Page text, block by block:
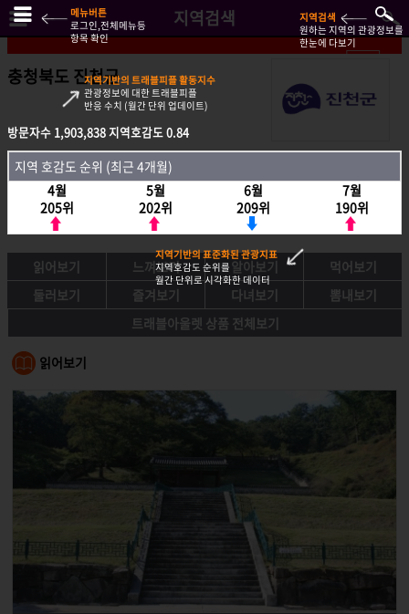
지역검색
충청북도 진천군
방문자수 1,903,838지역호감도 0.84
지역호감도 순위 (최근 4개월)
4월
205위
5월
202위
6월
209위
7월
190위
읽어보기 느껴보기 알아보기
먹어보기
둘러보기
즐겨보기 다녀보기
뽐내보기
트래블아울렛 상품 전체보기
읽어보기
방문자수 1,903,838지역호감도 0.84
지역 호감도 순위 (최근 4개월)
4월
205위
5월
202위
6월
209위
7월
190위
메뉴버튼
로그인,전체메뉴등
항목 확인
지역검색
원하는 지역의 관광정보를
한눈에 다보기
지역기반의 트래블피플 활동지수
관광정보에 대한 트래블피플
반응 수치 (월간 단위 업데이트)
지역기반의 표준화된 관광지표
지역호감도 순위를
월간 단위로 시각화한 데이터